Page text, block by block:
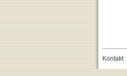
Kontakt